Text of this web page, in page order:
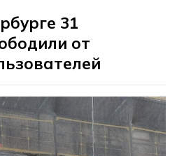
31
от